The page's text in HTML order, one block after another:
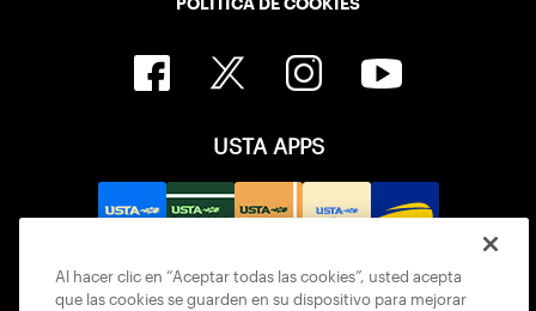
POLÍTICA DE COOKIES
USTA APPS
Al hacer clic en “Aceptar todas las cookies”, usted acepta
que las cookies se guarden en su dispositivo para mejorar